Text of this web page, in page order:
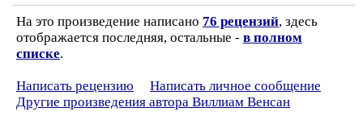
На это произведение написано 76 рецензий, здесь
отображается последняя, остальные - в полном
списке.
Написать рецензию
Написать личное сообщение
Другие произведения автора Виллиам Венсан